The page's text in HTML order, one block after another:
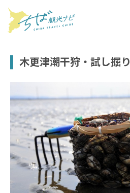
木更津潮干狩・試し掘り